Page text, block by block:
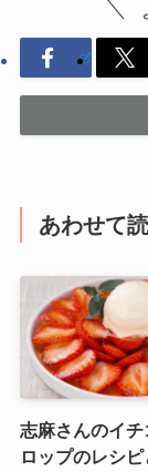
あわせて
志麻さんのイ
ロップのレシ